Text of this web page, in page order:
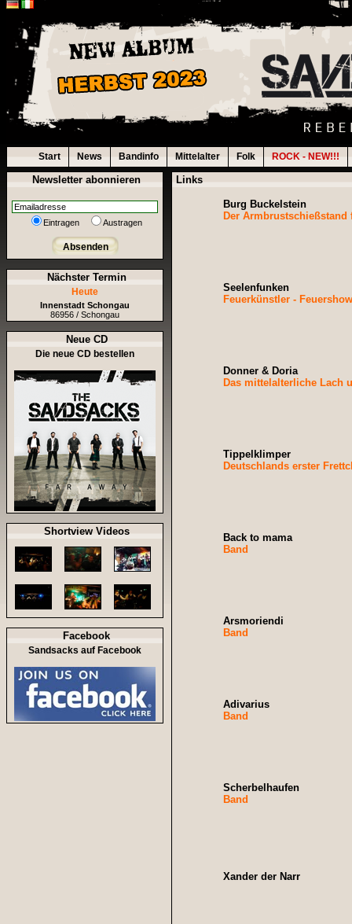
Start News Bandinfo Mittelalter Folk ROCK - NEW!!!
Newsletter abonnieren
Eintragen Austragen
Absenden
Nächster Termin
Heute
Innenstadt Schongau
86956 / Schongau
Neue CD
Die neue CD bestellen
Shortview Videos
Facebook
Sandsacks auf Facebook
Links
Burg Buckelstein
Der
Seelenfunken
Feuerkünstler -
Donner & Doria
Das mittelalterliche Lach
Tippelklimper
Deutschlands erster
Back to mama
Band
Arsmoriendi
Band
Adivarius
Band
Scherbelhaufen
Band
Xander der Narr